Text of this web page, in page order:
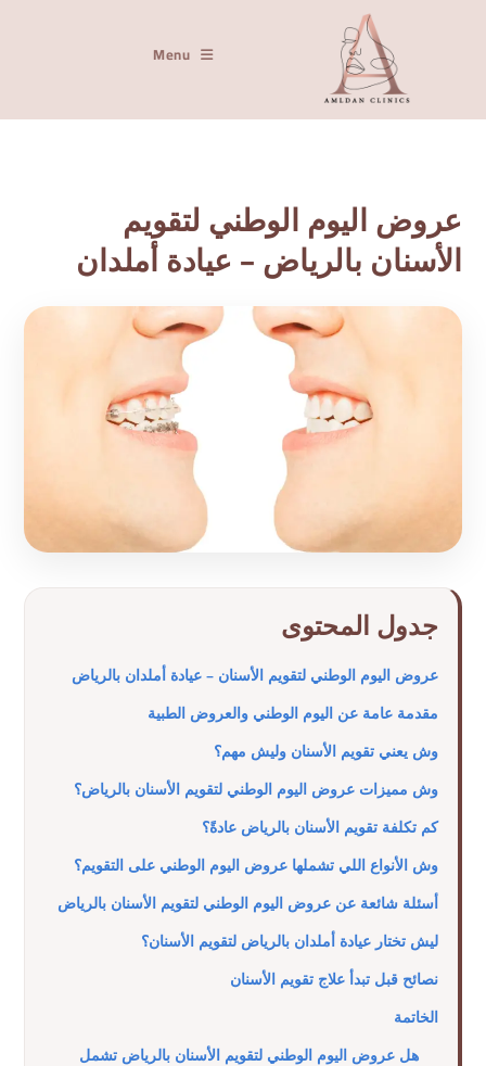
Menu
عروض اليوم الوطني لتقويم
الأسنان بالرياض – عيادة أملدان
جدول المحتوى
عروض اليوم الوطني لتقويم الأسنان – عيادة أملدان بالرياض
مقدمة عامة عن اليوم الوطني والعروض الطبية
وش يعني تقويم الأسنان وليش مهم؟
وش مميزات عروض اليوم الوطني لتقويم الأسنان بالرياض؟
كم تكلفة تقويم الأسنان بالرياض عادةً؟
وش الأنواع اللي تشملها عروض اليوم الوطني على التقويم؟
أسئلة شائعة عن عروض اليوم الوطني لتقويم الأسنان بالرياض
ليش تختار عيادة أملدان بالرياض لتقويم الأسنان؟
نصائح قبل تبدأ علاج تقويم الأسنان
الخاتمة
هل عروض اليوم الوطني لتقويم الأسنان بالرياض تشمل